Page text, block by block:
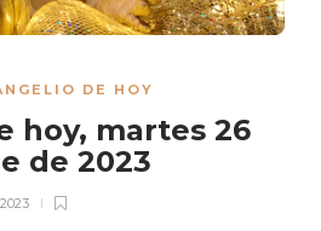
DE HOY
hoy, martes 26
de 2023